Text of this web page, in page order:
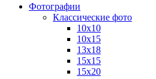
Фотографии
Классические фото
10х10
10х15
13х18
15х15
15х20